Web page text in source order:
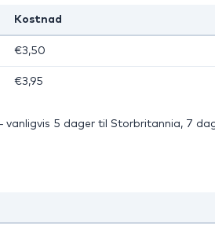
Kostnad
€3,50
€3,95
5 dager til Storbritannia, 7